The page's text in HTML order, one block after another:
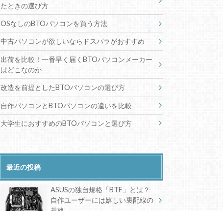
たときの選び方
OSなしのBTOパソコンを買う方法
中古パソコンが欲しいならドスパラがおすすめ
出荷を比較！一番早く届くBTOパソコンメーカー
はどこなのか
改造を前提としたBTOパソコンの選び方
自作パソコンとBTOパソコンの違いを比較
大学生におすすめのBTOパソコンと選び方
最近の投稿
ASUSの独自規格「BTF」とは？
自作ユーザーには嬉しい裏配線の